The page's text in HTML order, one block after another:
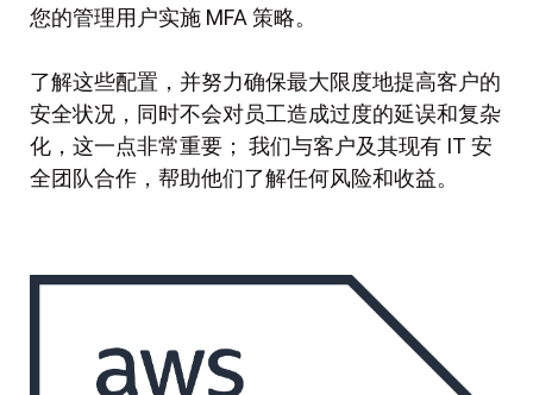
您的管理用户实施 MFA 策略。
了解这些配置，并努力确保最大限度地提高客户的
安全状况，同时不会对员工造成过度的延误和复杂
化，这一点非常重要； 我们与客户及其现有 IT 安
全团队合作，帮助他们了解任何风险和收益。